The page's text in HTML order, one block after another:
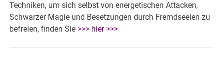
Techniken, um sich selbst von energetischen Attacken,
Schwarzer Magie und Besetzungen durch Fremdseelen zu
befreien, finden Sie >>> hier >>>